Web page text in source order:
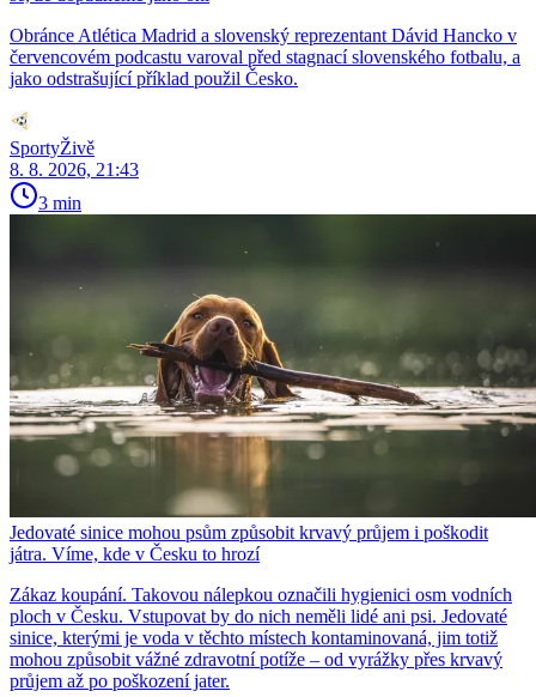
Obránce Atlética Madrid a slovenský reprezentant Dávid Hancko v
červencovém podcastu varoval před stagnací slovenského fotbalu, a
jako odstrašující příklad použil Česko.
SportyŽivě
8. 8. 2026, 21:43
3 min
Jedovaté sinice mohou psům způsobit krvavý průjem i poškodit
játra. Víme, kde v Česku to hrozí
Zákaz koupání. Takovou nálepkou označili hygienici osm vodních
ploch v Česku. Vstupovat by do nich neměli lidé ani psi. Jedovaté
sinice, kterými je voda v těchto místech kontaminovaná, jim totiž
mohou způsobit vážné zdravotní potíže – od vyrážky přes krvavý
průjem až po poškození jater.